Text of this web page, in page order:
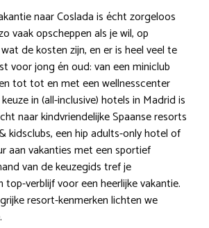
naar Coslada is écht zorgeloos
vaak opscheppen als je wil, op
de kosten zijn, en er is heel veel te
voor jong én oud: van een miniclub
tot tot en met een wellnesscenter
in (all-inclusive) hotels in Madrid is
naar kindvriendelijke Spaanse resorts
kidsclubs, een hip adults-only hotel of
aan vakanties met een sportief
van de keuzegids tref je
top-verblijf voor een heerlijke vakantie.
resort-kenmerken lichten we